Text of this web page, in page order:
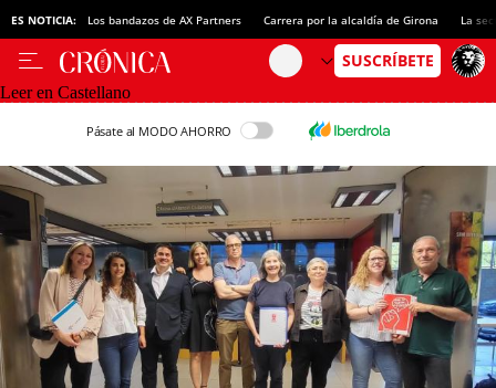
ES NOTICIA: Los bandazos de AX Partners Carrera por la alcaldía de Girona La
Leer en Castellano
Pásate al MODO AHORRO